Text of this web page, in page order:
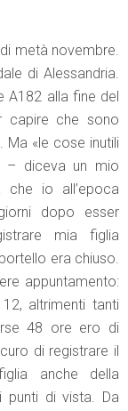
metà novembre.
di Alessandria.
A182 alla fine del
capire che sono
Ma «le cose inutili
– diceva un mio
che io all’epoca
dopo esser
mia figlia
era chiuso.
appuntamento:
altrimenti tanti
48 ore ero di
di registrare il
anche della
di vista. Da